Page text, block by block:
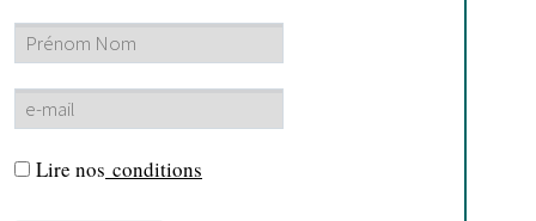
Lire nos conditions